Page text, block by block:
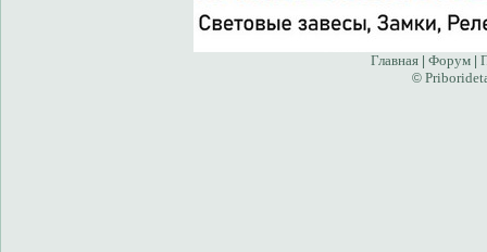
Главная Форум
©